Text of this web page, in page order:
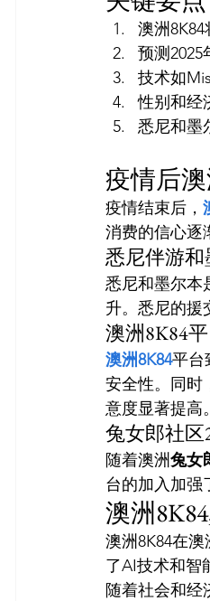
澳洲
预测
技术如
性别和经
悉尼和墨
疫情后
疫情结束后，
消费的信心逐
悉尼伴游
悉尼和墨尔本
升。悉尼的援
澳洲8K84
澳洲8K84平台
安全性。同时
意度显著提高。
兔女郎社
随着澳洲兔女
台的加入加强
澳洲
澳洲8K84在
了AI技术和智
随着社会和经